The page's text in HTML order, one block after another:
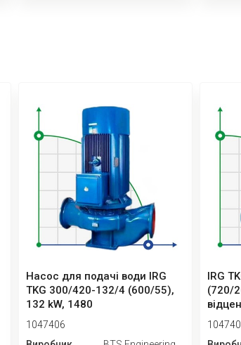
Насос для подачі води IRG
TKG 300/420-132/4 (600/55),
132 kW, 1480
1047406
IRG
(720/